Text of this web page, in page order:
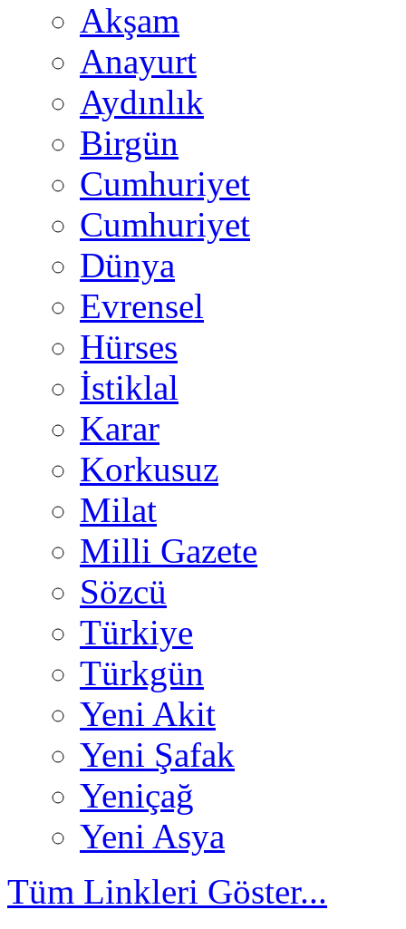
Akşam
Anayurt
Aydınlık
Birgün
Cumhuriyet
Cumhuriyet
Dünya
Evrensel
Hürses
İstiklal
Karar
Korkusuz
Milat
Milli Gazete
Sözcü
Türkiye
Türkgün
Yeni Akit
Yeni Şafak
Yeniçağ
Yeni Asya
Tüm Linkleri Göster...